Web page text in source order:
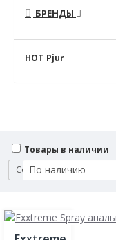
БРЕНДЫ
HOT Pjur
Товары в наличии
Сортировка: